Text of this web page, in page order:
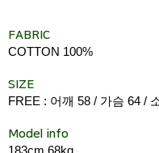
FABRIC
COTTON 100%
SIZE
FREE : 어깨 58 / 가슴 64 /
Model info
183cm 68kg